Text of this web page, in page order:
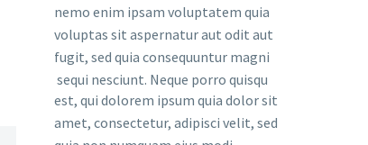
nemo enim ipsam voluptatem quia
voluptas sit aspernatur aut odit aut
fugit, sed quia consequuntur magni
sequi nesciunt. Neque porro quisqu
est, qui dolorem ipsum quia dolor sit
amet, consectetur, adipisci velit, sed